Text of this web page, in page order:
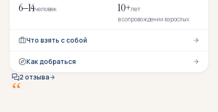
6–14человек 10+лет
в сопровождении взрослых
Что взять с собой
Как добраться
2 отзыва